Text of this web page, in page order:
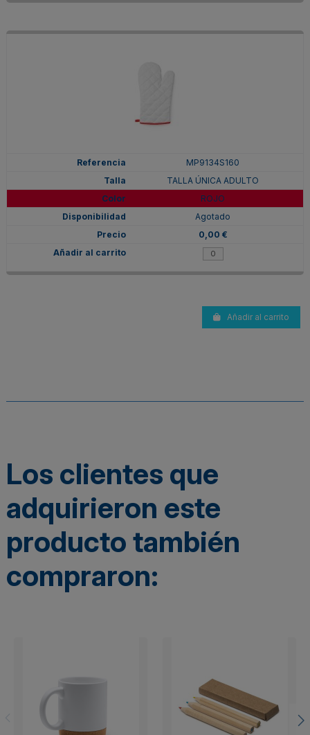
MP9134S160
TALLA ÚNICA ADULTO
ROJO
Agotado
0,00 €
Añadir al carrito
Los clientes que
adquirieron este
producto también
compraron: